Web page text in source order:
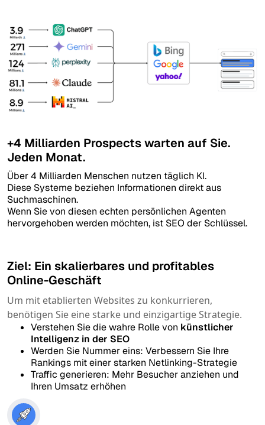
+4 Milliarden Prospects warten auf Sie.
Jeden Monat.
Über 4 Milliarden Menschen nutzen täglich KI.
Diese Systeme beziehen Informationen direkt aus
Suchmaschinen.
Wenn Sie von diesen echten persönlichen Agenten
hervorgehoben werden möchten, ist SEO der Schlüssel.
Ziel: Ein skalierbares und profitables
Online-Geschäft
Um mit etablierten Websites zu konkurrieren,
benötigen Sie eine starke und einzigartige Strategie.
Verstehen Sie die wahre Rolle von künstlicher
Intelligenz in der SEO
Werden Sie Nummer eins: Verbessern Sie Ihre
Rankings mit einer starken Netlinking-Strategie
Traffic generieren: Mehr Besucher anziehen und
Ihren Umsatz erhöhen